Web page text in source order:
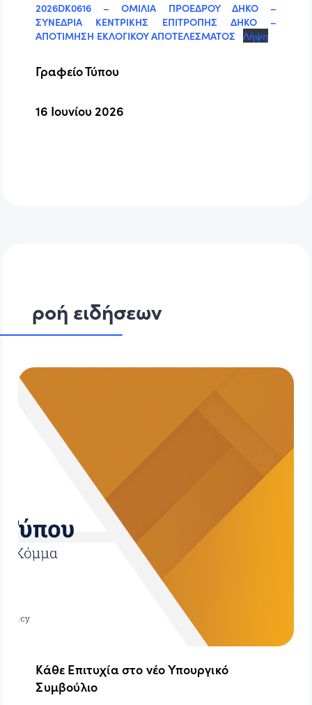
2026DK0616 – ΟΜΙΛΙΑ ΠΡΟΕΔΡΟΥ ΔΗΚΟ –
ΣΥΝΕΔΡΙΑ ΚΕΝΤΡΙΚΗΣ ΕΠΙΤΡΟΠΗΣ ΔΗΚΟ –
ΑΠΟΤΙΜΗΣΗ ΕΚΛΟΓΙΚΟΥ ΑΠΟΤΕΛΕΣΜΑΤΟΣ
Λήψη
Γραφείο Τύπου
16 Ιουνίου 2026
ροή ειδήσεων
Κάθε Επιτυχία στο νέο Υπουργικό
Συμβούλιο